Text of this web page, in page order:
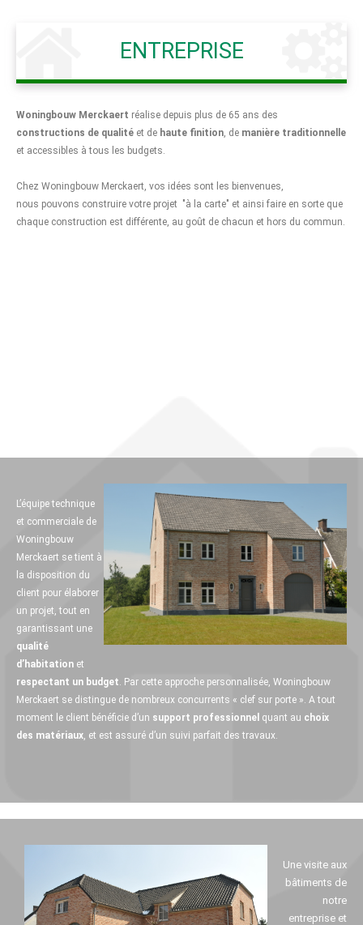
ENTREPRISE
Woningbouw Merckaert réalise depuis plus de 65 ans des
constructions de qualité et de haute finition, de manière traditionnelle
et accessibles à tous les budgets.
Chez Woningbouw Merckaert, vos idées sont les bienvenues,
nous pouvons construire votre projet "à la carte" et ainsi faire en sorte que
chaque construction est différente, au goût de chacun et hors du commun.
L’équipe technique
et commerciale de
Woningbouw
Merckaert se tient à
la disposition du
client pour élaborer
un projet, tout en
garantissant une
qualité
d’habitation et
respectant un budget. Par cette approche personnalisée, Woningbouw
Merckaert se distingue de nombreux concurrents « clef sur porte ». A tout
moment le client bénéficie d’un support professionnel quant au choix
des matériaux, et est assuré d’un suivi parfait des travaux.
Une visite aux
bâtiments de
notre
entreprise et